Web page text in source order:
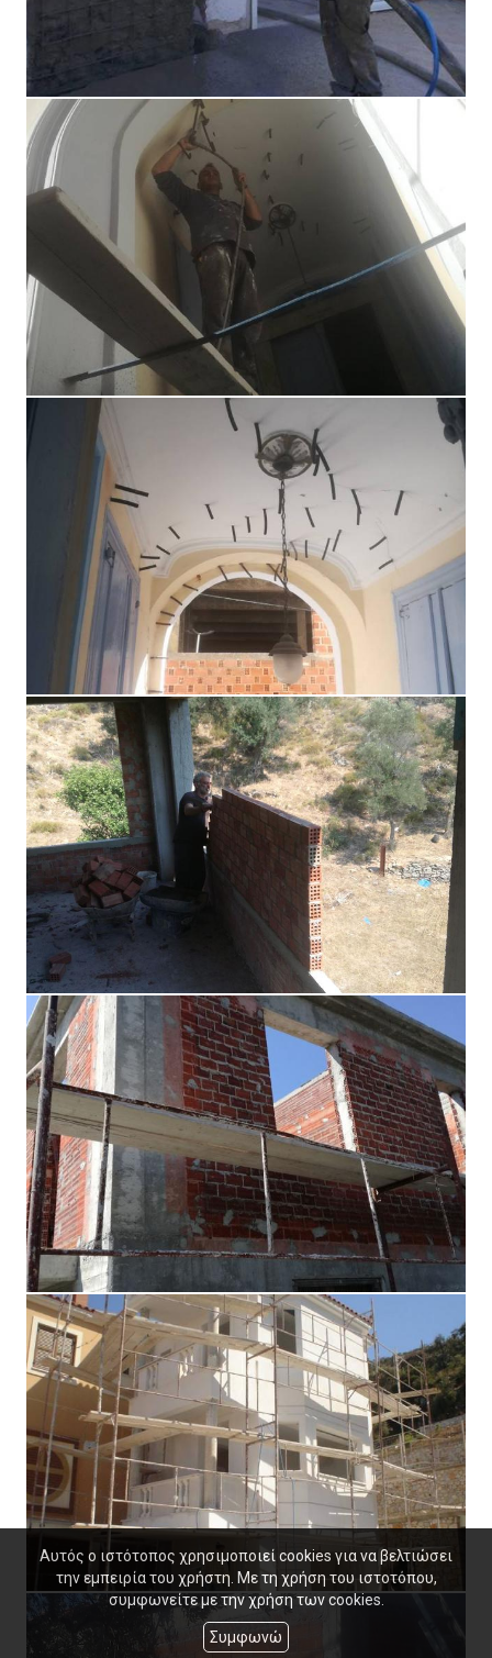
Αυτός ο ιστότοπος χρησιμοποιεί cookies για να βελτιώσει
την εμπειρία του χρήστη. Με τη χρήση του ιστοτόπου,
συμφωνείτε με την χρήση των cookies.
Συμφωνώ